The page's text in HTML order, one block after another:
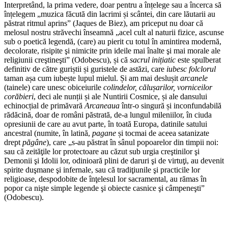
Interpretând, la prima vedere, doar pentru a înțelege sau a încerca să
înțelegem „muzica făcută din lacrimi și scântei, din care lăutarii au
păstrat ritmul aprins” (Jaques de Biez), am priceput nu doar că
melosul nostru străvechi înseamnă „acel cult al naturii fizice, ascunse
sub o poetică legendă, (care) au pierit cu totul în amintirea modernă,
decolorate, risipite şi nimicite prin ideile mai înalte şi mai morale ale
religiunii creştineşti” (Odobescu), și că sacrul inițiatic este spulberat
definitiv de către guriștii și guristele de astăzi, care iubesc folclorul
taman așa cum iubește lupul mielul. Și am mai deslușit arcanele
(tainele) care unesc obiceiurile colindelor, călușarilor, vorniceilor
corăbieri, deci ale nunții și ale Nuntirii Cosmice, și ale dansului
echinocțial de primăvară Arcaneauaîntr-o singură și inconfundabilă
rădăcină, doar de români păstrată, de-a lungul mileniilor, în ciuda
opresiunii de care au avut parte, în toată Europa, datinile satului
ancestral (numite, în latină, pagane și tocmai de aceea satanizate
drept păgâne), care „s-au păstrat în sânul popoarelor din timpii noi:
sau că zeităţile lor protectoare au căzut sub urgia creştinilor şi
Demonii şi Idolii lor, odinioară plini de daruri şi de virtuţi, au devenit
spirite duşmane şi infernale, sau că tradiţiunile şi practicile lor
religioase, despodobite de înţelesul lor sacramental, au rămas în
popor ca nişte simple legende şi obiecte casnice şi câmpeneşti”
(Odobescu).